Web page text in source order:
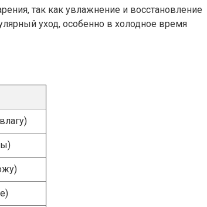
так как увлажнение и восстановление
уход, особенно в холодное время